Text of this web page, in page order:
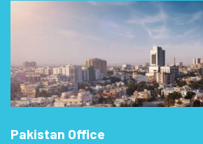
Pakistan Office